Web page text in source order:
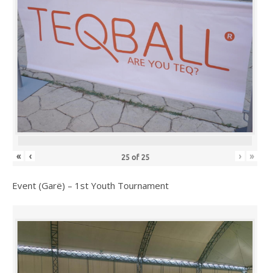
« ‹ 25of 25 › »
Event (Garë) – 1st Youth Tournament